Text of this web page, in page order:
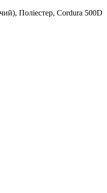
Поліестер, Cordura 500D